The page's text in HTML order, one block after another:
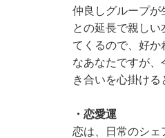
仲良しグループが
との延長で親し
てくるので、好
なあなたですが
き合いを心掛ける
・恋愛運
恋は、日常のシェ